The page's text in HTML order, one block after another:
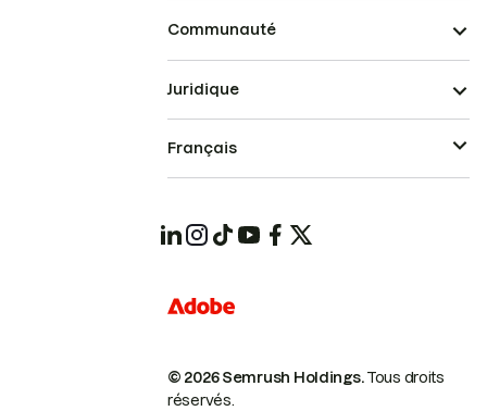
Communauté
© 2026 Semrush Holdings.Tous droits
réservés.
Juridique
Français